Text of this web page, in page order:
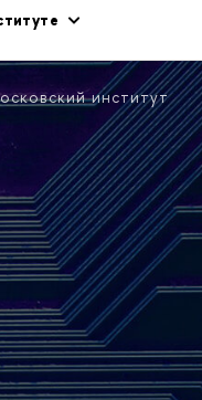
институт